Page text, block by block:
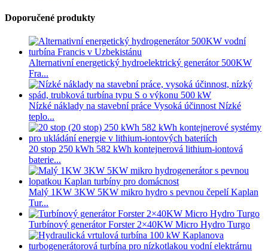
Doporučené produkty
Alternativní energetický hydroelektrický generátor 500KW
Fra...
Nízké náklady na stavební práce Vysoká účinnost Nízké
teplo...
20 stop 250 kWh 582 kWh kontejnerová lithium-iontová
baterie...
Malý 1KW 3KW 5KW mikro hydro s pevnou čepelí Kaplan
Tur...
Turbínový generátor Forster 2×40KW Micro Hydro Turgo